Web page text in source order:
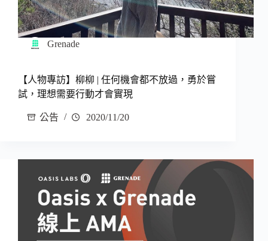
Grenade
【人物專訪】柳柳 | 任何機會都不放過，勇於嘗
試，理想需要行動才會實現
公告 2020/11/20